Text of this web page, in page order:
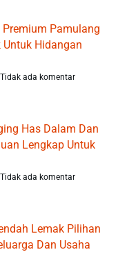
Pamulang
Hidangan
ada komentar
Has Dalam Dan
Lengkap Untuk
ada komentar
Lemak Pilihan
Dan Usaha